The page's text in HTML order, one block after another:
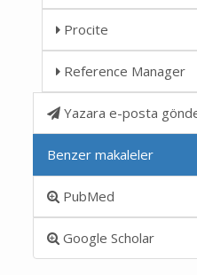
Procite
Reference Manager
Yazara e-posta
Benzer makaleler
PubMed
Google Scholar